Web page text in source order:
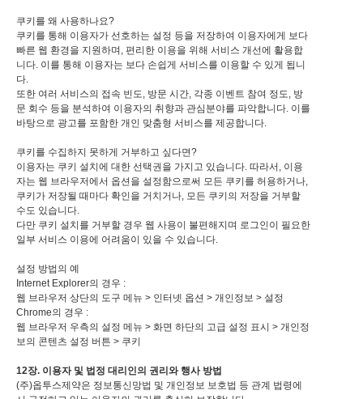
쿠키를 왜 사용하나요?
쿠키를 통해 이용자가 선호하는 설정 등을 저장하여 이용자에게 보다
빠른 웹 환경을 지원하며, 편리한 이용을 위해 서비스 개선에 활용합
니다. 이를 통해 이용자는 보다 손쉽게 서비스를 이용할 수 있게 됩니
다.
또한 여러 서비스의 접속 빈도, 방문 시간, 각종 이벤트 참여 정도, 방
문 회수 등을 분석하여 이용자의 취향과 관심분야를 파악합니다. 이를
바탕으로 광고를 포함한 개인 맞춤형 서비스를 제공합니다.
쿠키를 수집하지 못하게 거부하고 싶다면?
이용자는 쿠키 설치에 대한 선택권을 가지고 있습니다. 따라서, 이용
자는 웹 브라우저에서 옵션을 설정함으로써 모든 쿠키를 허용하거나,
쿠키가 저장될 때마다 확인을 거치거나, 모든 쿠키의 저장을 거부할
수도 있습니다.
다만 쿠키 설치를 거부할 경우 웹 사용이 불편해지며 로그인이 필요한
일부 서비스 이용에 어려움이 있을 수 있습니다.
설정 방법의 예
Internet Explorer의 경우 :
웹 브라우저 상단의 도구 메뉴 > 인터넷 옵션 > 개인정보 > 설정
Chrome의 경우 :
웹 브라우저 우측의 설정 메뉴 > 화면 하단의 고급 설정 표시 > 개인정
보의 콘텐츠 설정 버튼 > 쿠키​
12장. 이용자 및 법정 대리인의 권리와 행사 방법
(주)옵투스제약은 정보통신망법 및 개인정보 보호법 등 관계 법령에